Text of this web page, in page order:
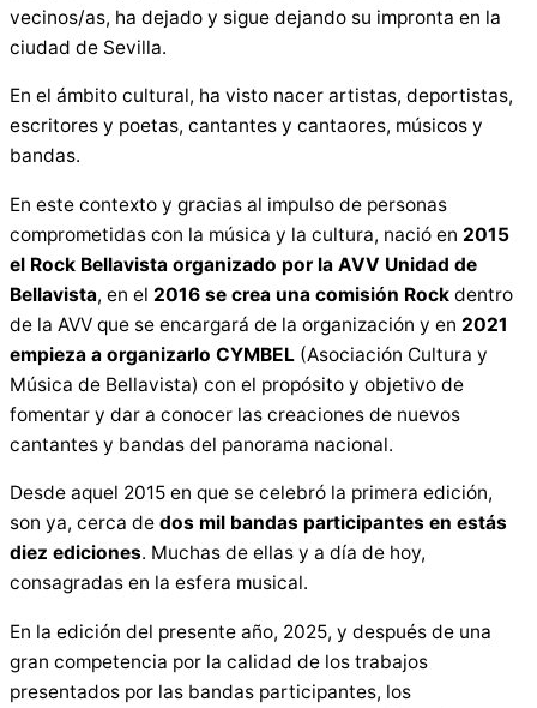
vecinos/as, ha dejado y sigue dejando su impronta en la
ciudad de Sevilla.
En el ámbito cultural, ha visto nacer artistas, deportistas,
escritores y poetas, cantantes y cantaores, músicos y
bandas.
En este contexto y gracias al impulso de personas
comprometidas con la música y la cultura, nació en 2015
el Rock Bellavista organizado por la AVV Unidad de
Bellavista, en el 2016 se crea una comisión Rock dentro
de la AVV que se encargará de la organización y en 2021
empieza a organizarlo CYMBEL (Asociación Cultura y
Música de Bellavista) con el propósito y objetivo de
fomentar y dar a conocer las creaciones de nuevos
cantantes y bandas del panorama nacional.
Desde aquel 2015 en que se celebró la primera edición,
son ya, cerca de dos mil bandas participantes en estás
diez ediciones. Muchas de ellas y a día de hoy,
consagradas en la esfera musical.
En la edición del presente año, 2025, y después de una
gran competencia por la calidad de los trabajos
presentados por las bandas participantes, los